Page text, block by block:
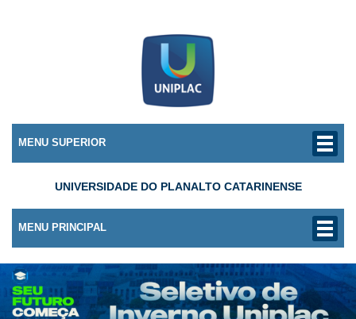
MENU SUPERIOR
UNIVERSIDADE DO PLANALTO CATARINENSE
MENU PRINCIPAL